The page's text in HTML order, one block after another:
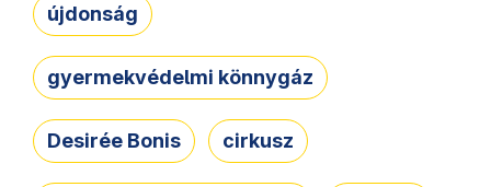
újdonság
gyermekvédelmi könnygáz
Desirée Bonis cirkusz